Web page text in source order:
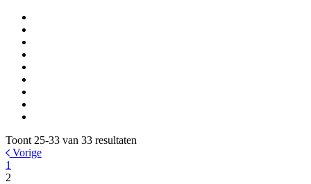
Toont 25-33 van 33 resultaten
Vorige
1
2